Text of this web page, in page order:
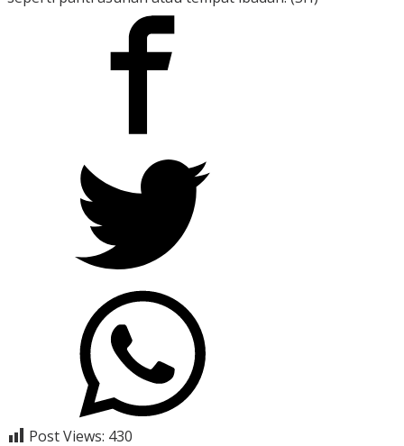
Post Views: 430